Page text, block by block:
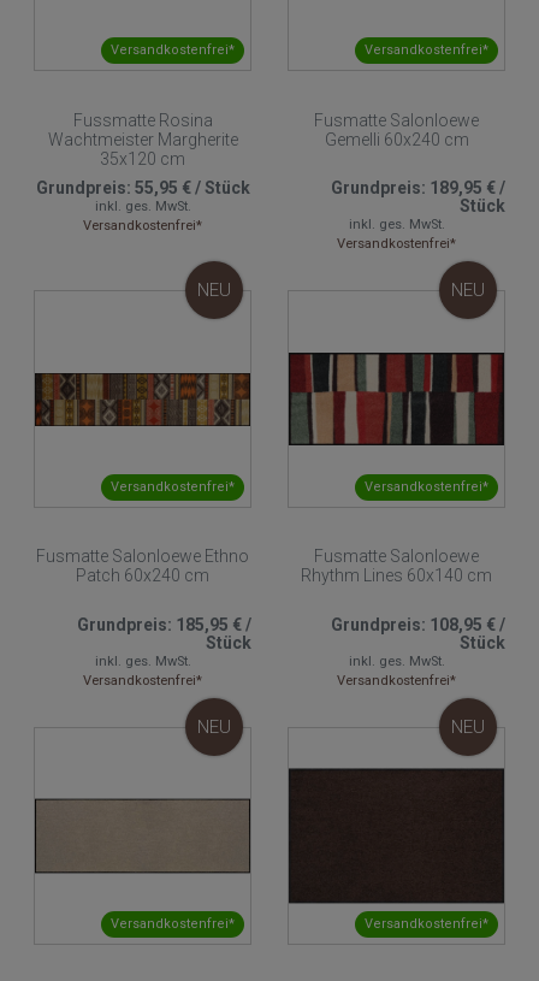
Versandkostenfrei*
Fussmatte Rosina
Wachtmeister Margherite
35x120 cm
Grundpreis: 55,95 €/Stück
inkl. ges. MwSt.
Versandkostenfrei*
Versandkostenfrei*
Fusmatte Salonloewe
Gemelli 60x240 cm
Grundpreis: 189,95 €/
Stück
inkl. ges. MwSt.
Versandkostenfrei*
Versandkostenfrei*
NEU
Fusmatte Salonloewe Ethno
Patch 60x240 cm
Grundpreis: 185,95 €/
Stück
inkl. ges. MwSt.
Versandkostenfrei*
Versandkostenfrei*
NEU
Fusmatte Salonloewe
Rhythm Lines 60x140 cm
Grundpreis: 108,95 €/
Stück
inkl. ges. MwSt.
Versandkostenfrei*
Versandkostenfrei*
NEU
Versandkostenfrei*
NEU